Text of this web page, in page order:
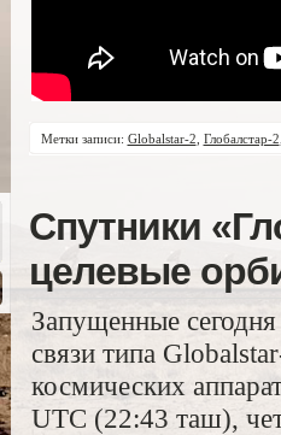
Метки записи: Globalstar-2 Глобалстар-2
Спутники
целевые
Запущенные
связи типа
космических
UTC (22:43 таш),